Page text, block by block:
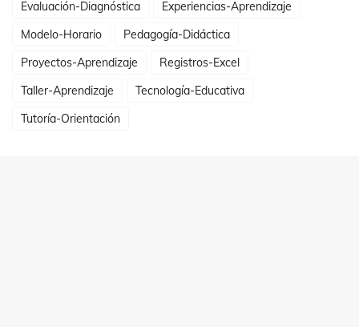
Evaluación-Diagnóstica
Experiencias-Aprendizaje
Modelo-Horario
Pedagogía-Didáctica
Proyectos-Aprendizaje
Registros-Excel
Taller-Aprendizaje
Tecnología-Educativa
Tutoría-Orientación